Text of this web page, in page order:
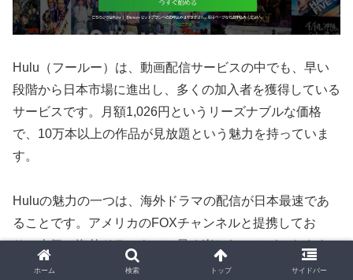
Hulu（フールー）は、動画配信サービスの中でも、早い
段階から日本市場に進出し、多くの加入者を獲得している
サービスです。月額1,026円というリーズナブルな価格
で、10万本以上の作品が見放題という魅力を持っていま
す。
Huluの魅力の一つは、海外ドラマの配信が日本最速であ
ることです。アメリカのFOXチャンネルと提携してお
り、人気の海外ドラマをいち早く楽しむことができます。
定番の作品から最新作まで幅広いラインナップが揃ってお
ホーム 検索 トップ サイドバー